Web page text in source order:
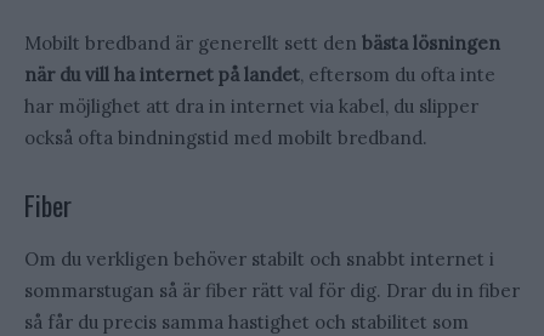
Mobilt bredband är generellt sett den bästa lösningen
när du vill ha internet på landet, eftersom du ofta inte
har möjlighet att dra in internet via kabel, du slipper
också ofta bindningstid med mobilt bredband.
Fiber
Om du verkligen behöver stabilt och snabbt internet i
sommarstugan så är fiber rätt val för dig. Drar du in fiber
så får du precis samma hastighet och stabilitet som